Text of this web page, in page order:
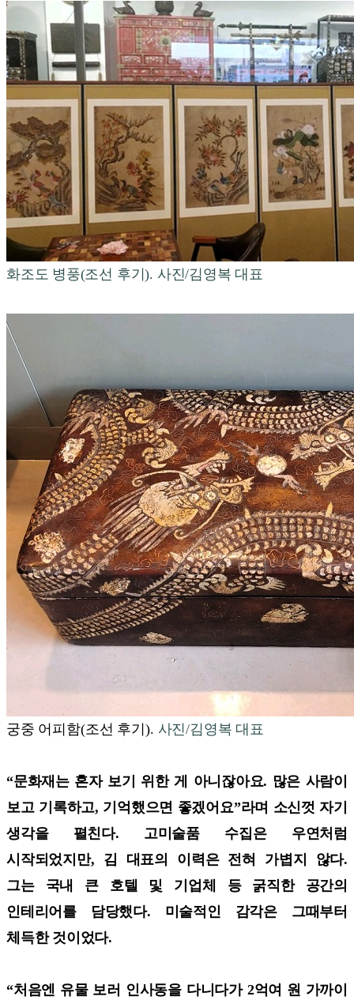
화조도 병풍(조선 후기). 사진/김영복 대표
궁중 어피함(조선 후기). 사진/김영복 대표
“문화재는 혼자 보기 위한 게 아니잖아요. 많은 사람이
보고 기록하고, 기억했으면 좋겠어요”라며 소신껏 자기
생각을 펼친다. 고미술품 수집은 우연처럼
시작되었지만, 김 대표의 이력은 전혀 가볍지 않다.
그는 국내 큰 호텔 및 기업체 등 굵직한 공간의
인테리어를 담당했다. 미술적인 감각은 그때부터
체득한 것이었다.
“처음엔 유물 보러 인사동을 다니다가 2억여 원 가까이